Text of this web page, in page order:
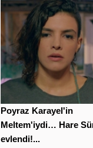
Poyraz Karayel'in
Meltem'iydi… Hare
evlendi!...